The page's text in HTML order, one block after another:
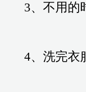
3、不用的时
4、洗完衣服